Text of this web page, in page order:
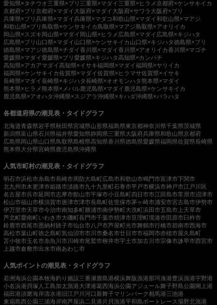
愛知県×タチウオ三重県×ブリ 三重県×マダイ 三重県×ヒラメ京都府×ケンサキイカ
京都府×ブリ 京都府×マダイ 大阪府×マダイ 大阪府×サワラ 大阪府×ブリ
兵庫県×ブリ 兵庫県×マダイ兵庫県×マダコ和歌山県×マダイ和歌山県×マアジ
和歌山県×ブリ 鳥取県×ケンサキイカ 鳥取県×マアジ鳥取県×アオリイカ
岡山県×スズキ岡山県×マダイ 岡山県×ヒラメ 広島県×マダイ 広島県×キジハタ
広島県×ブリ 山口県×マダイ 山口県×ケンサキイカ 山口県×キジハタ徳島県×ブリ
徳島県×マアジ徳島県×チダイ香川県×マダイ香川県×アオリイカ香川県×マゴチ
愛媛県×マダイ愛媛県×ブリ 愛媛県×キジハタ高知県×カンパチ
高知県×アカアマダイ高知県×イサキ福岡県×マダイ福岡県×ヤリイカ
福岡県×ケンサキイカ佐賀県×マダイ佐賀県×ヒラマサ佐賀県×イサキ
長崎県×マダイ長崎県×キジハタ長崎県×オオモンハタ 熊本県×マダイ
熊本県×ヒラメ 熊本県×メバル鹿児島県×マダイ 鹿児島県×ケンサキイカ
鹿児島県×アオハタ沖縄県×スジアラ沖縄県×キハダ沖縄県×バラハタ
各都道府県の潮見表・タイドグラフ
北海道青森県岩手県秋田県宮城県山形県福島県東京都神奈川県千葉県茨城県
新潟県富山県石川県福井県愛知県静岡県三重県大阪府兵庫県和歌山県京都府
広島県岡山県山口県鳥取県島根県高知県香川県徳島県愛媛県福岡県佐賀県長崎県
熊本県大分県宮崎県 鹿児島県沖縄県
人気市町村の潮見表・タイドグラフ
明石市浜松市糸島市長崎市周防大島町広島市和歌山市鳴門市富津市下関市
北九州市木更津市姫路市淡路市九十九里町石巻市平戸市横浜市神戸市江戸川区
名古屋市呉市延岡市志摩市館山市平塚市小豆島町四日市市江田島市常滑市沼津市
松山市福山市横須賀市唐津市津市長島町佐世保市茅ヶ崎市浦安市宮古島市伊勢市
伊万里市天草市今治市南知多町勝浦市南伊勢町大洗町浜田市五島市 上天草市
芦北町愛南町いわき市大磯町長門市千葉市焼津市亘理町境港市田原市臼杵市
鈴鹿市西尾市恩納村銚子市仙台市八戸市芦屋町光市舞鶴市行橋市碧南市西海市
高松市葉山町徳之島町気仙沼市市川市桑名市廿日市市福岡市赤穂市屋久島町
苫小牧市玉名市糸魚川市 川崎市尾鷲市柳井市宇土市加古川市宗像市諫早市西宮市
上越市倉敷市出水市南あわじ市
人気ポイントの潮見表・タイドグラフ
若洲海浜公園本牧海釣り施設三番瀬 鹿島港横浜舞阪漁港那珂湊港豊浜漁港宇野港
小名浜港 貝塚人工島加太漁港大津港葛西海浜公園アジュール舞子野島公園閖上港
福田港須磨海岸清水港 旧江戸川河口 新舞子マリンパーク相馬港三池港
東扇島西公園三浦海岸南芦屋浜二見港 片貝漁港平和島ボートレース場野北漁港